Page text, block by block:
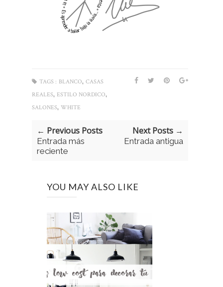
TAGS : BLANCO, CASAS
REALES, ESTILO NORDICO,
SALONES, WHITE
← Previous Posts
Entrada más
reciente
Next Posts →
Entrada antigua
YOU MAY ALSO LIKE